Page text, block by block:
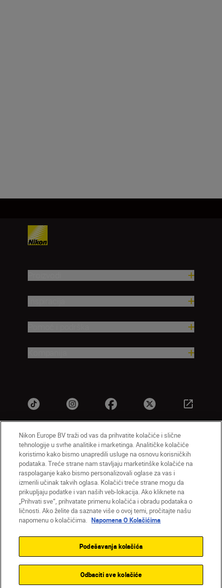
SR Nikon Sites
Kontaktirajte nas
Smernice o privatnosti
Uslovi korišćenja
Napomena o kolačićima
Podešavanja kolačića
© 2026 Nikon
Back to top
Nikon Europe BV traži od vas da prihvatite kolačiće i slične
tehnologije u svrhe analitike i marketinga. Analitičke kolačiće
koristimo kako bismo unapredili usluge na osnovu korisničkih
podataka. Treće strane nam stavljaju marketinške kolačiće na
raspolaganje kako bismo personalizovali oglase za vas i
izmerili učinak takvih oglasa. Kolačići treće strane mogu da
prikupljaju podatke i van naših veb-lokacija. Ako kliknete na
„Prihvati sve“, prihvatate primenu kolačića i obradu podataka o
ličnosti. Ako želite da saznate više o ovoj temi, pročitajte našu
napomenu o kolačićima. Napomena O Kolačićima
Podešavanja kolačića
Odbaciti sve kolačiće